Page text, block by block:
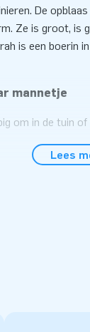
De
Ze is groot, is
is een boerin
mannetje
om in de tuin
een jubilaris
Lees